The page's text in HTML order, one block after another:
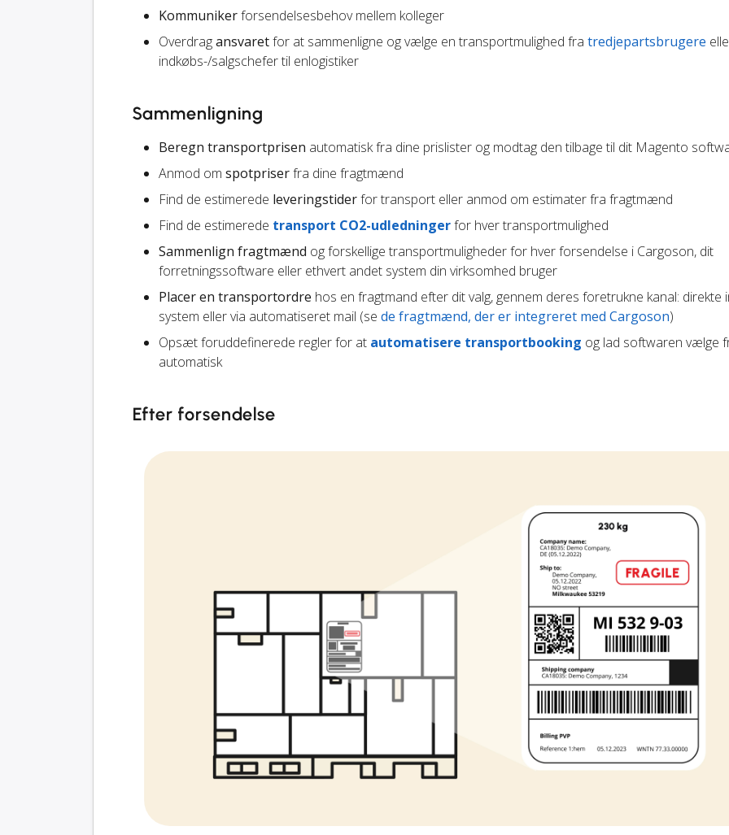
Kommunikerforsendelsesbehov mellem kolleger
Overdragansvaretfor at sammenligne og vælge en transportmulighed fra tredjepartsbrugere
indkøbs-/salgschefer til enlogistiker
Sammenligning
Beregn transportprisen automatisk fra dine prislister og modtag den tilbage til dit Magento
Anmod om spotpriserfra dine fragtmænd
Find de estimerede leveringstiderfor transport eller anmod om estimater fra fragtmænd
Find de estimerede transport CO2-udledningerfor hver transportmulighed
Sammenlign fragtmænd og forskellige transportmuligheder for hver forsendelse i Cargoson, dit
forretningssoftware eller ethvert andet system din virksomhed bruger
Placer en transportordre hos en fragtmand efter dit valg, gennem deres foretrukne kanal: direkte
system eller via automatiseret mail (se de fragtmænd, der er integreret med Cargoson)
Opsæt foruddefinerede regler for at automatisere transportbooking og lad softwaren vælge
automatisk
Efter forsendelse